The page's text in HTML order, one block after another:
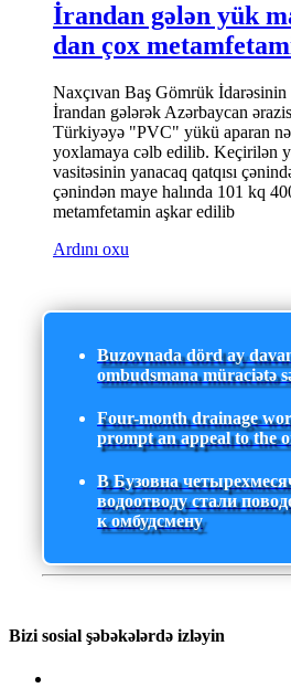
İrandan gələn yük
dan çox
Naxçıvan Baş Gömrük
İrandan gələrək Azərbaycan
Türkiyəyə "PVC" yükü aparan
yoxlamaya cəlb edilib. Keçirilən
vasitəsinin yanacaq qatqısı
çənindən maye halında 101 kq
metamfetamin aşkar edilib
Ardını oxu
Buzovnada dörd ay
ombudsmana müraciətə
Four-month drainage
prompt an appeal to the
В Бузовна
водоотводу стали
к омбудсмену
Bizi sosial şəbəkələrdə izləyin